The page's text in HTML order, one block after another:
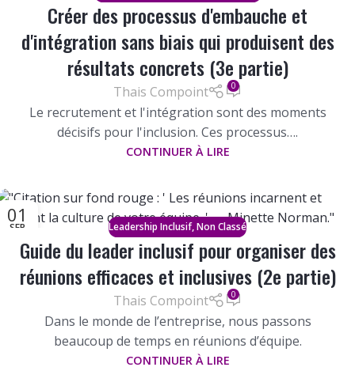
Créer des processus d'embauche et
d'intégration sans biais qui produisent des
résultats concrets (3e partie)
Thais Compoint 0
Le recrutement et l'intégration sont des moments
décisifs pour l'inclusion. Ces processus….
CONTINUER À LIRE
01
SEP Leadership Inclusif,Non Classé
Guide du leader inclusif pour organiser des
réunions efficaces et inclusives (2e partie)
Thais Compoint 0
Dans le monde de l’entreprise, nous passons
beaucoup de temps en réunions d’équipe.
CONTINUER À LIRE